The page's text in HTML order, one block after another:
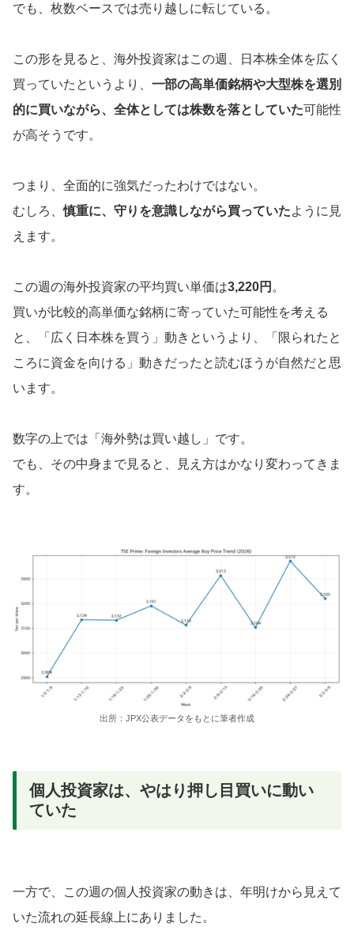
でも、枚数ベースでは売り越しに転じている。
この形を見ると、海外投資家はこの週、日本株全体を広く
買っていたというより、 一部の高単価銘柄や大型株を選別
的に買いながら、全体としては株数を落としていた可能性
が高そうです。
つまり、全面的に強気だったわけではない。
むしろ、慎重に、守りを意識しながら買っていたように見
えます。
この週の海外投資家の平均買い単価は3,220円 。
買いが比較的高単価な銘柄に寄っていた可能性を考える
と、「広く日本株を買う」動きというより、「限られたと
ころに資金を向ける」動きだったと読むほうが自然だと思
います。
数字の上では「海外勢は買い越し」です。
でも、その中身まで見ると、見え方はかなり変わってきま
す。
出所：JPX公表データをもとに筆者作成
個人投資家は、やはり押し目買いに動い
ていた
一方で、この週の個人投資家の動きは、年明けから見えて
いた流れの延長線上にありました。